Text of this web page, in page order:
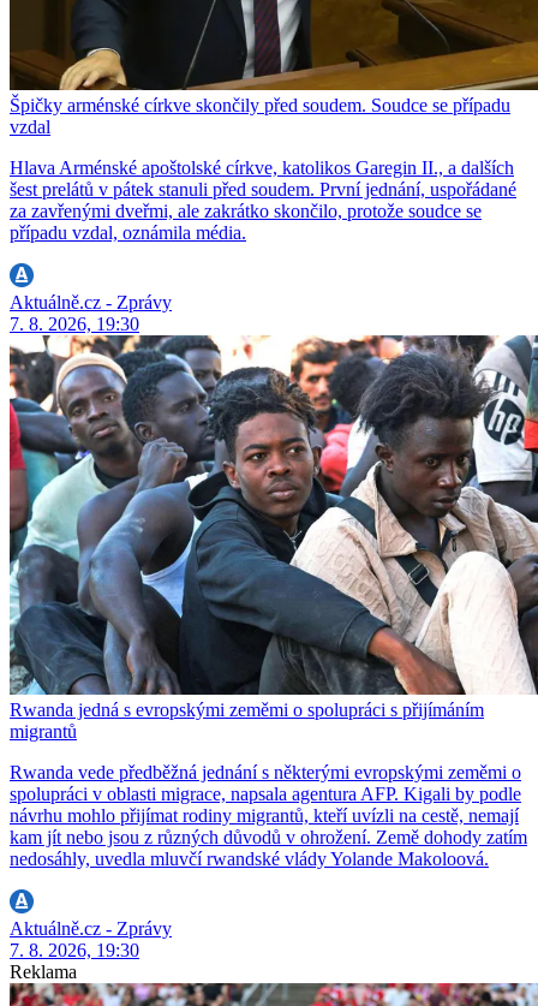
Špičky arménské církve skončily před soudem. Soudce se případu
vzdal
Hlava Arménské apoštolské církve, katolikos Garegin II., a dalších
šest prelátů v pátek stanuli před soudem. První jednání, uspořádané
za zavřenými dveřmi, ale zakrátko skončilo, protože soudce se
případu vzdal, oznámila média.
Aktuálně.cz - Zprávy
7. 8. 2026, 19:30
Rwanda jedná s evropskými zeměmi o spolupráci s přijímáním
migrantů
Rwanda vede předběžná jednání s některými evropskými zeměmi o
spolupráci v oblasti migrace, napsala agentura AFP. Kigali by podle
návrhu mohlo přijímat rodiny migrantů, kteří uvízli na cestě, nemají
kam jít nebo jsou z různých důvodů v ohrožení. Země dohody zatím
nedosáhly, uvedla mluvčí rwandské vlády Yolande Makoloová.
Aktuálně.cz - Zprávy
7. 8. 2026, 19:30
Reklama